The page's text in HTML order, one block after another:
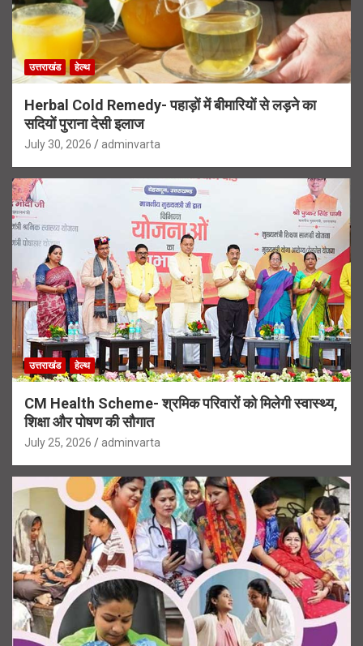
उत्तराखंड हेल्थ
Herbal Cold Remedy- पहाड़ों में बीमारियों से लड़ने का
सदियों पुराना देसी इलाज
July 30, 2026 adminvarta
उत्तराखंड हेल्थ
CM Health Scheme- श्रमिक परिवारों को मिलेगी स्वास्थ्य,
शिक्षा और पोषण की सौगात
July 25, 2026 adminvarta